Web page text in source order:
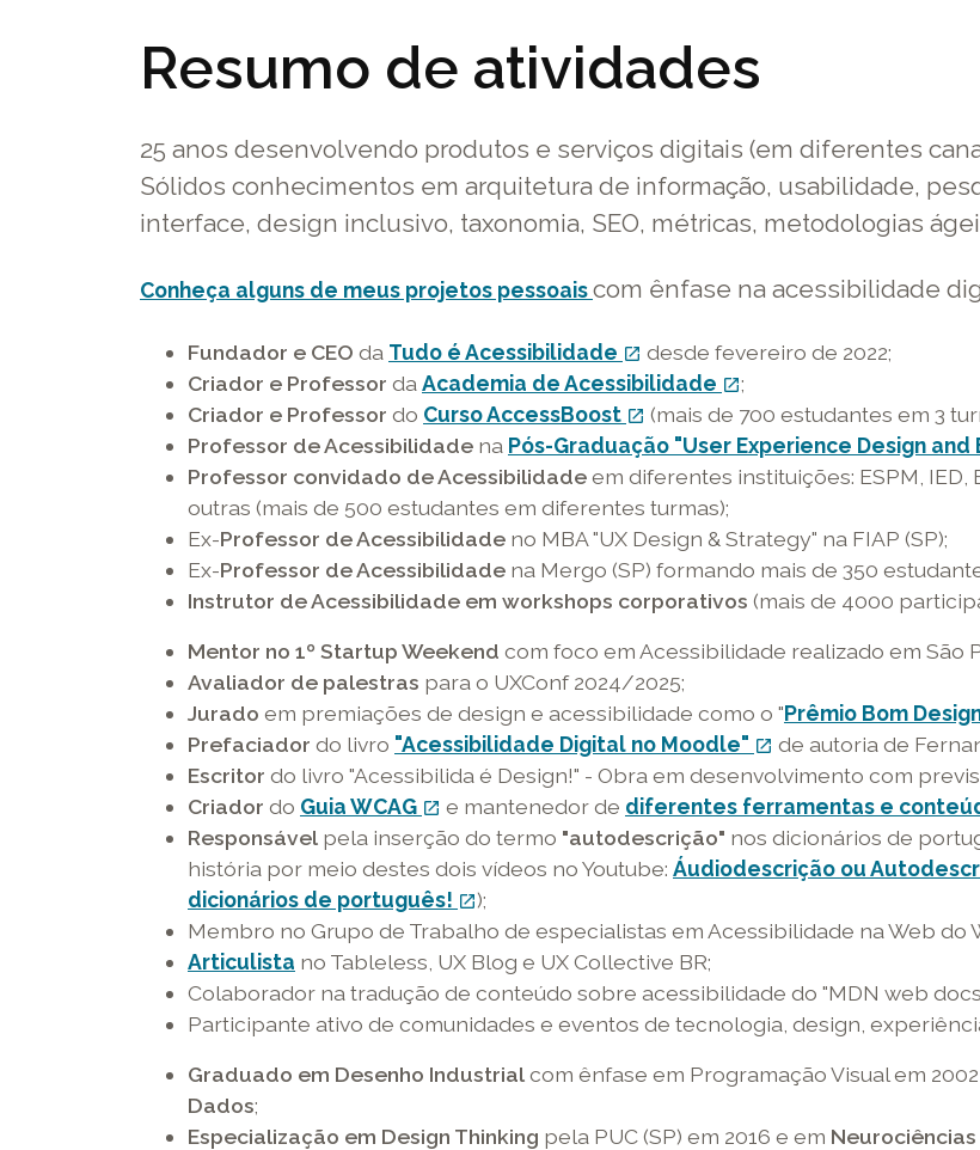
nova
uma
nova
uma
nova
nova
Resumo de atividades
25 anos desenvolvendo produtos e serviços digitais (em diferentes
Sólidos conhecimentos em arquitetura de informação, usabilidade,
interface, design inclusivo, taxonomia, SEO, métricas, metodologias
Conheça alguns de meus projetos pessoaiseste
direciona
para
um
conteúdo
nesta
mesma
janela
com ênfase na acessibilidade
Fundador e CEO da Tudo é Acessibilidade open_in_new link
externo
-
o
link
abre
em
uma
nova
desde fevereiro de 2022;
Criador e Professor da Academia de Acessibilidade open_in_newlink
externo
-
o
abre
em
uma
janela
;
Criador e Professor do Curso AccessBoost open_in_new link
externo
-
o
link
abre
em
nova
janela
(mais de 700 estudantes em 3
Professor de Acessibilidade na Pós-Graduação "User Experience Design and
Professor convidado de Acessibilidadeem diferentes instituições: ESPM,
outras (mais de 500 estudantes em diferentes turmas);
Ex-Professor de Acessibilidade no MBA "UX Design & Strategy" na FIAP (SP);
Ex-Professor de Acessibilidade na Mergo (SP) formando mais de 350
Instrutor de Acessibilidade em workshops corporativos (mais de 4000
Mentor no 1º Startup Weekend com foco em Acessibilidade realizado em São
Avaliador de palestras para o UXConf 2024/2025;
Jurado em premiações de design e acessibilidade como o "Prêmio Bom
Prefaciador do livro "Acessibilidade Digital no Moodle" open_in_new link
externo
-
o
link
em
nova
janela
de autoria de
Escritor do livro "Acessibilida é Design!" - Obra em desenvolvimento com
Criador do Guia WCAG open_in_new link
externo
-
o
link
abre
em
uma
janela
e mantenedor de diferentes ferramentas e
Responsável pela inserção do termo "autodescrição" nos dicionários de
história por meio destes dois vídeos no Youtube: Áudiodescrição ou
dicionários de português! open_in_newlink
externo
para
o
Youtube
);
Membro no Grupo de Trabalho de especialistas em Acessibilidade na Web do
Articulista no Tableless, UX Blog e UX Collective BR;
Colaborador na tradução de conteúdo sobre acessibilidade do "MDN web
Participante ativo de comunidades e eventos de tecnologia, design,
Graduado em Desenho Industrialcom ênfase em Programação Visual em
Dados;
Especialização em Design Thinking pela PUC (SP) em 2016 e em Neurociências